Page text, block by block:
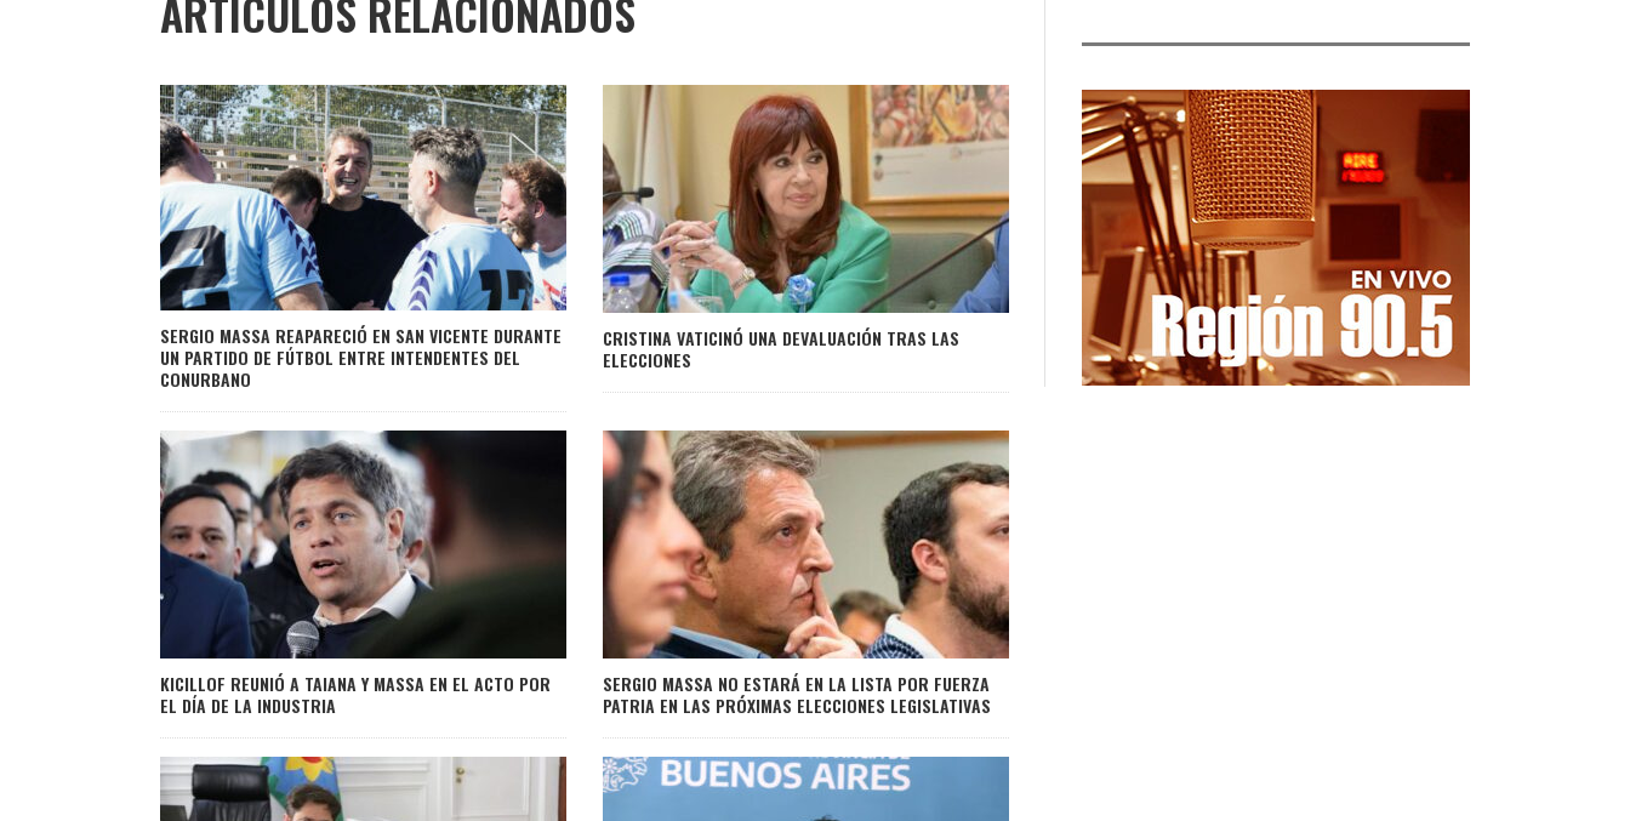
SERGIO MASSA REAPARECIÓ EN SAN VICENTE DURANTE
UN PARTIDO DE FÚTBOL ENTRE INTENDENTES DEL
CONURBANO
CRISTINA VATICINÓ UNA DEVALUACIÓN TRAS LAS
ELECCIONES
KICILLOF REUNIÓ A TAIANA Y MASSA EN EL ACTO POR
EL DÍA DE LA INDUSTRIA
SERGIO MASSA NO ESTARÁ EN LA LISTA POR FUERZA
PATRIA EN LAS PRÓXIMAS ELECCIONES LEGISLATIVAS